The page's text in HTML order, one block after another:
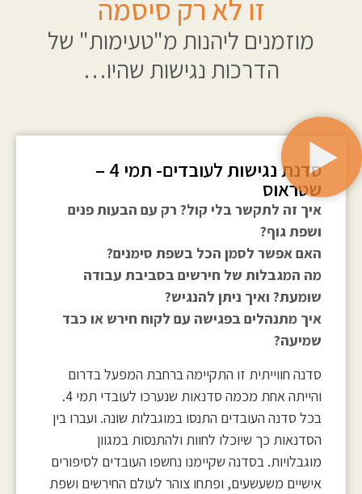
זו לא רק סיסמה
מוזמנים ליהנות מ"טעימות" של
הדרכות נגישות שהיו…
סדנת נגישות לעובדים- תמי 4 –
שטראוס
איך זה לתקשר בלי קול? רק עם הבעות פנים
ושפת גוף?
האם אפשר לסמן הכל בשפת סימנים?
מה המגבלות של חירשים בסביבת עבודה
שומעת? ואיך ניתן להנגיש?
איך מתנהלים בפגישה עם לקוח חירש או כבד
שמיעה?
סדנה חווייתית זו התקיימה ברחבת המפעל בדרום
והייתה אחת מכמה סדנאות שנערכו לעובדי תמי 4.
בכל סדנה העובדים התנסו במוגבלות שונה. ועברו בין
הסדנאות כך שיוכלו לחוות ולהתנסות במגוון
מוגבלויות. בסדנה שקיימנו נחשפו העובדים לסיפורים
אישיים משעשעים, ופתחו צוהר לעולם החירשים ושפת